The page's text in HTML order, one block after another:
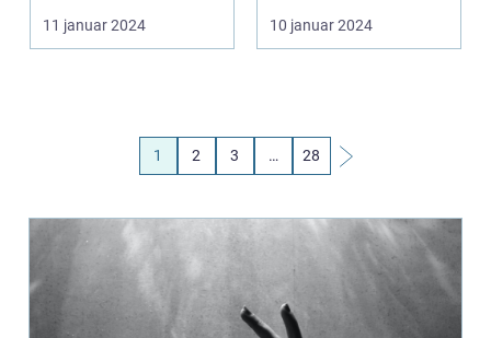
ydeevne og
funktionali...
11 januar 2024
bilproducent, de...
10 januar 2024
1 2 3 … 28